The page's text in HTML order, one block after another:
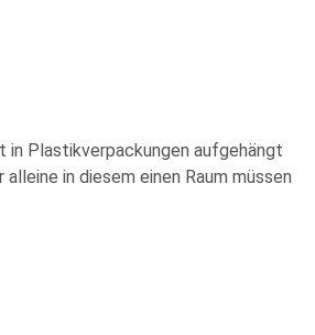
in Plastikverpackungen aufgehängt
in diesem einen Raum müssen